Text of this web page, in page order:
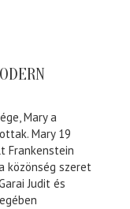
Mary a
Mary 19
Frankenstein
közönség szeret
Judit és